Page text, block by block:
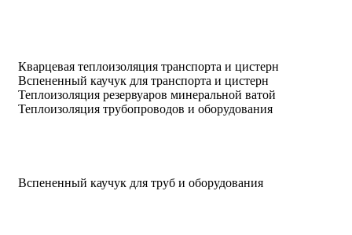
Кварцевая теплоизоляция транспорта и цистерн
Вспененный каучук для транспорта и цистерн
Теплоизоляция резервуаров минеральной ватой
Теплоизоляция трубопроводов и оборудования
Вспененный каучук для труб и оборудования